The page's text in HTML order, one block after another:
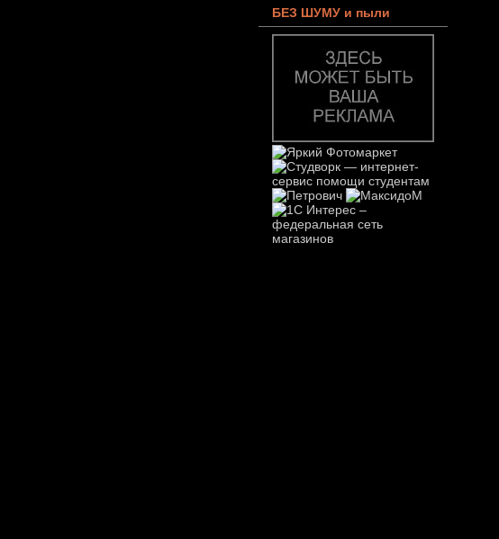
БЕЗ ШУМУ и пыли